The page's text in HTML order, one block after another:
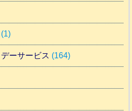
(1)
ーサービス (164)